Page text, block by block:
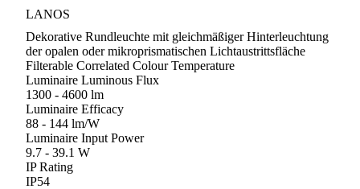
LANOS
Dekorative Rundleuchte mit gleichmäßiger Hinterleuchtung
der opalen oder mikroprismatischen Lichtaustrittsfläche
Filterable Correlated Colour Temperature
Luminaire Luminous Flux
1300 - 4600 lm
Luminaire Efficacy
88 - 144 lm/W
Luminaire Input Power
9.7 - 39.1 W
IP Rating
IP54